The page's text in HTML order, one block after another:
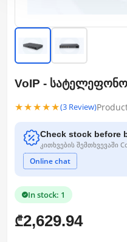
VoIP -
★★★★★(3 Review)
Check stock before
კითხვების შემთხვევაში
Online chat
In stock: 1
₾2,629.94